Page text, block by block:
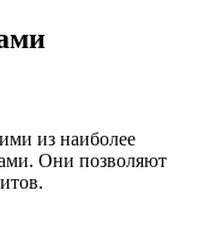
из наиболее
Они позволяют